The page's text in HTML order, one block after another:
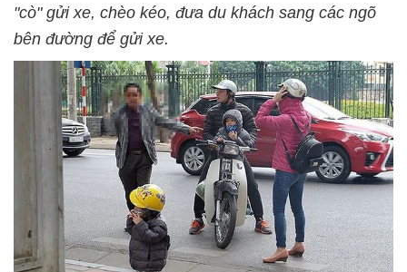
"cò" gửi xe, chèo kéo, đưa du khách sang các ngõ
bên đường để gửi xe.